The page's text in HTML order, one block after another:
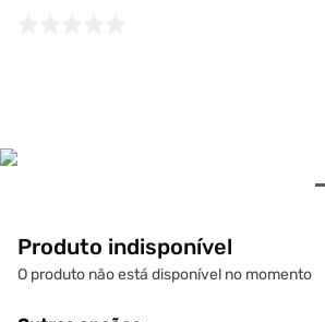
Produto indisponível
O produto não está disponível no momento